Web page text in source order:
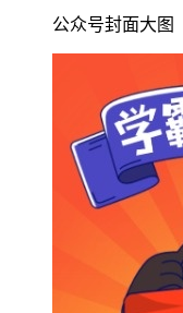
公众号封面大图